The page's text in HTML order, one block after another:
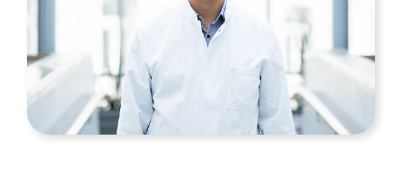
Service
Über das EV